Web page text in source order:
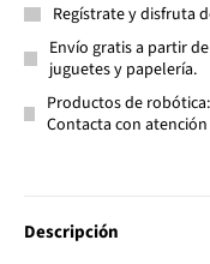
Regístrate y disfruta
Envío gratis a partir
juguetes y papelería.
Productos de
Contacta con
Descripción